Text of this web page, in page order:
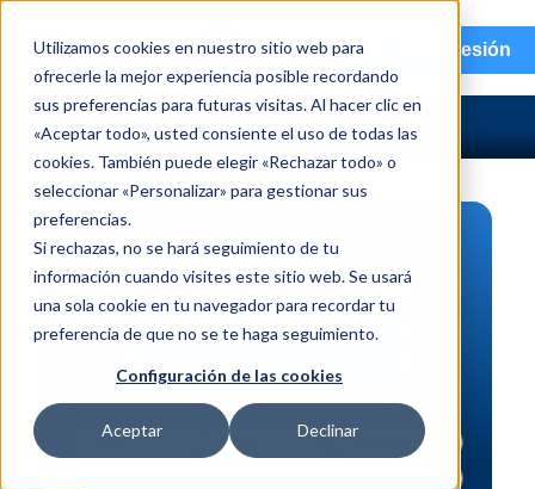
Utilizamos cookies en nuestro sitio web para
ofrecerle la mejor experiencia posible recordando
sus preferencias para futuras visitas. Al hacer clic en
«Aceptar todo», usted consiente el uso de todas las
cookies. También puede elegir «Rechazar todo» o
seleccionar «Personalizar» para gestionar sus
preferencias.
Si rechazas, no se hará seguimiento de tu
información cuando visites este sitio web. Se usará
una sola cookie en tu navegador para recordar tu
preferencia de que no se te haga seguimiento.
Configuración de las cookies
Aceptar Declinar
menu Iniciar sesión
BÚSQUEDA DE PIEZAS
Vehículo | NIV
Pieza | N.º de intercambio